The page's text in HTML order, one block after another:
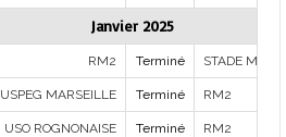
Janvier 2025
RM2 Terminé STADE
USPEG MARSEILLE Terminé RM2
USO ROGNONAISE Terminé RM2